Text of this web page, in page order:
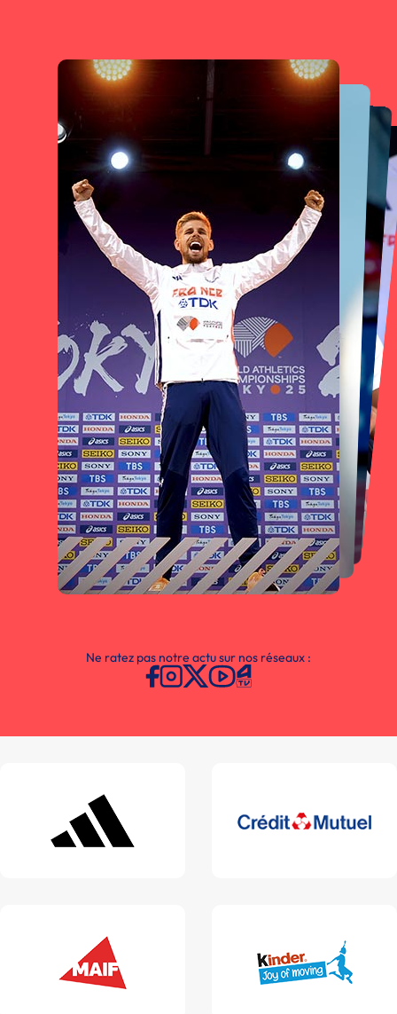
Ne ratez pas notre actu sur nos réseaux :